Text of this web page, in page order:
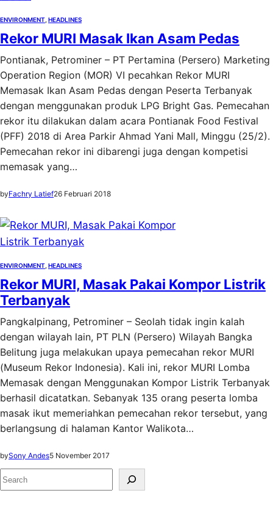
ENVIRONMENT HEADLINES
Rekor MURI Masak Ikan Asam Pedas
Pontianak, Petrominer – PT Pertamina (Persero) Marketing
Operation Region (MOR) VI pecahkan Rekor MURI
Memasak Ikan Asam Pedas dengan Peserta Terbanyak
dengan menggunakan produk LPG Bright Gas. Pemecahan
rekor itu dilakukan dalam acara Pontianak Food Festival
(PFF) 2018 di Area Parkir Ahmad Yani Mall, Minggu (25/2).
Pemecahan rekor ini dibarengi juga dengan kompetisi
memasak yang…
byFachry Latief26 Februari 2018
ENVIRONMENT HEADLINES
Rekor MURI, Masak Pakai Kompor Listrik
Terbanyak
Pangkalpinang, Petrominer – Seolah tidak ingin kalah
dengan wilayah lain, PT PLN (Persero) Wilayah Bangka
Belitung juga melakukan upaya pemecahan rekor MURI
(Museum Rekor Indonesia). Kali ini, rekor MURI Lomba
Memasak dengan Menggunakan Kompor Listrik Terbanyak
berhasil dicatatkan. Sebanyak 135 orang peserta lomba
masak ikut memeriahkan pemecahan rekor tersebut, yang
berlangsung di halaman Kantor Walikota…
bySony Andes5 November 2017
S
e